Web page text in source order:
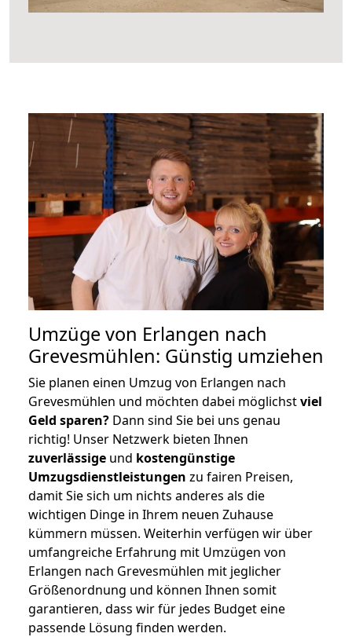
Umzüge von Erlangen nach
Grevesmühlen: Günstig umziehen
Sie planen einen Umzug von Erlangen nach
Grevesmühlen und möchten dabei möglichstviel
Geld sparen? Dann sind Sie bei uns genau
richtig! Unser Netzwerk bieten Ihnen
zuverlässige und kostengünstige
Umzugsdienstleistungen zu fairen Preisen,
damit Sie sich um nichts anderes als die
wichtigen Dinge in Ihrem neuen Zuhause
kümmern müssen. Weiterhin verfügen wir über
umfangreiche Erfahrung mit Umzügen von
Erlangen nach Grevesmühlen mit jeglicher
Größenordnung und können Ihnen somit
garantieren, dass wir für jedes Budget eine
passende Lösung finden werden.